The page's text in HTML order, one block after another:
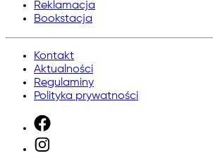
Reklamacja
Bookstacja
Kontakt
Aktualności
Regulaminy
Polityka prywatności